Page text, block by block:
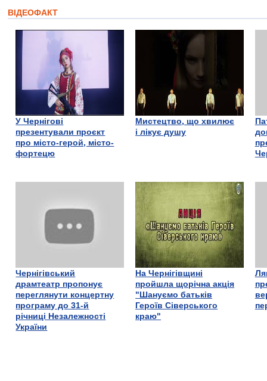
ВІДЕОФАКТ
У Чернігові
презентували проєкт
про місто-герой, місто-
фортецю
Мистецтво, що хвилює
і лікує душу
Чернігівський
драмтеатр пропонує
переглянути концертну
програму до 31-й
річниці Незалежності
України
На Чернігівщині
пройшла щорічна акція
"Шануємо батьків
Героїв Сіверського
краю"